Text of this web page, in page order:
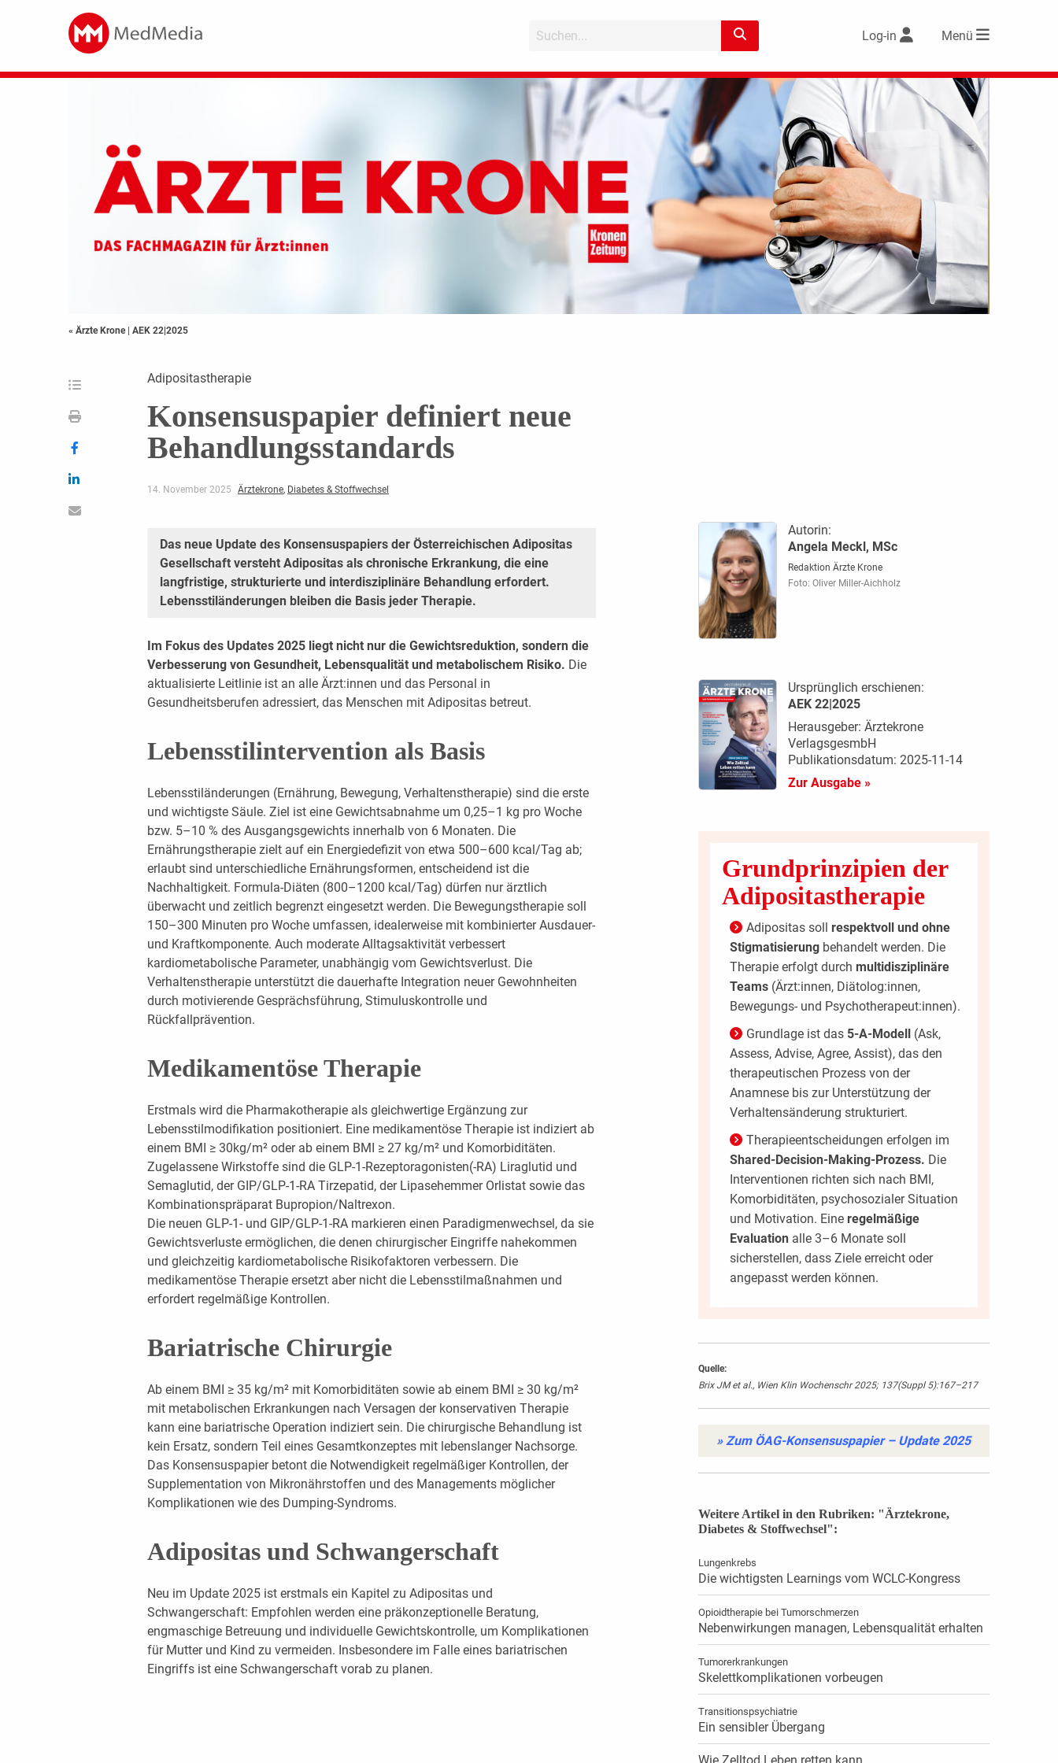
Log-in Menü
« Ärzte Krone | AEK 22|2025
Adipositastherapie
Konsensuspapier definiert neue
Behandlungsstandards
14. November 2025 Ärztekrone, Diabetes & Stoffwechsel
Das neue Update des Konsensuspapiers der Österreichischen Adipositas
Gesellschaft versteht Adipositas als chronische Erkrankung, die eine
langfristige, strukturierte und interdisziplinäre Behandlung erfordert.
Lebensstiländerungen bleiben die Basis jeder Therapie.
Im Fokus des Updates 2025 liegt nicht nur die Gewichtsreduktion, sondern die
Verbesserung von Gesundheit, Lebensqualität und metabolischem Risiko. Die
aktualisierte Leitlinie ist an alle Ärzt:innen und das Personal in
Gesundheitsberufen adressiert, das Menschen mit Adipositas betreut.
Lebensstilintervention als Basis
Lebensstiländerungen (Ernährung, Bewegung, Verhaltenstherapie) sind die erste
und wichtigste Säule. Ziel ist eine Gewichtsabnahme um 0,25–1 kg pro Woche
bzw. 5–10 % des Ausgangsgewichts innerhalb von 6 Monaten. Die
Ernährungstherapie zielt auf ein Energiedefizit von etwa 500–600 kcal/Tag ab;
erlaubt sind unterschiedliche Ernährungsformen, entscheidend ist die
Nachhaltigkeit. Formula-Diäten (800–1200 kcal/Tag) dürfen nur ärztlich
überwacht und zeitlich begrenzt eingesetzt werden. Die Bewegungstherapie soll
150–300 Minuten pro Woche umfassen, idealerweise mit kombinierter Ausdauer-
und Kraftkomponente. Auch moderate Alltagsaktivität verbessert
kardiometabolische Parameter, unabhängig vom Gewichtsverlust. Die
Verhaltenstherapie unterstützt die dauerhafte Integration neuer Gewohnheiten
durch motivierende Gesprächsführung, Stimuluskontrolle und
Rückfallprävention.
Medikamentöse Therapie
Erstmals wird die Pharmakotherapie als gleichwertige Ergänzung zur
Lebensstilmodifikation positioniert. Eine medikamentöse Therapie ist indiziert ab
einem BMI ≥ 30kg/m² oder ab einem BMI ≥ 27 kg/m² und Komorbiditäten.
Zugelassene Wirkstoffe sind die GLP-1-Rezeptoragonisten(-RA) Liraglutid und
Semaglutid, der GIP/GLP-1-RA Tirzepatid, der Lipasehemmer Orlistat sowie das
Kombinationspräparat Bupropion/Naltrexon.
Die neuen GLP-1- und GIP/GLP-1-RA markieren einen Paradigmenwechsel, da sie
Gewichtsverluste ermöglichen, die denen chirurgischer Eingriffe nahekommen
und gleichzeitig kardiometabolische Risikofaktoren verbessern. Die
medikamentöse Therapie ersetzt aber nicht die Lebensstilmaßnahmen und
erfordert regelmäßige Kontrollen.
Bariatrische Chirurgie
Ab einem BMI ≥ 35 kg/m² mit Komorbiditäten sowie ab einem BMI ≥ 30 kg/m²
mit metabolischen Erkrankungen nach Versagen der konservativen Therapie
kann eine bariatrische Operation indiziert sein. Die chirurgische Behandlung ist
kein Ersatz, sondern Teil eines Gesamtkonzeptes mit lebenslanger Nachsorge.
Das Konsensuspapier betont die Notwendigkeit regelmäßiger Kontrollen, der
Supplementation von Mikronährstoffen und des Managements möglicher
Komplikationen wie des Dumping-Syndroms.
Adipositas und Schwangerschaft
Neu im Update 2025 ist erstmals ein Kapitel zu Adipositas und
Schwangerschaft: Empfohlen werden eine präkonzeptionelle Beratung,
engmaschige Betreuung und individuelle Gewichtskontrolle, um Komplikationen
für Mutter und Kind zu vermeiden. Insbesondere im Falle eines bariatrischen
Eingriffs ist eine Schwangerschaft vorab zu planen.
Autorin:
Angela Meckl, MSc
Redaktion Ärzte Krone
Foto: Oliver Miller-Aichholz
Ursprünglich erschienen:
AEK 22|2025
Herausgeber: Ärztekrone
VerlagsgesmbH
Publikationsdatum: 2025-11-14
Zur Ausgabe »
Grundprinzipien der
Adipositastherapie
Adipositas soll respektvoll und ohne
Stigmatisierungbehandelt werden. Die
Therapie erfolgt durch multidisziplinäre
Teams(Ärzt:innen, Diätolog:innen,
Bewegungs- und Psychotherapeut:innen).
Grundlage ist das 5-A-Modell(Ask,
Assess, Advise, Agree, Assist), das den
therapeutischen Prozess von der
Anamnese bis zur Unterstützung der
Verhaltensänderung strukturiert.
Therapieentscheidungen erfolgen im
Shared-Decision-Making-Prozess. Die
Interventionen richten sich nach BMI,
Komorbiditäten, psychosozialer Situation
und Motivation. Eine regelmäßige
Evaluationalle 3–6 Monate soll
sicherstellen, dass Ziele erreicht oder
angepasst werden können.
Quelle:
Brix JM et al., Wien Klin Wochenschr 2025; 137(Suppl 5):167–217
» Zum ÖAG-Konsensuspapier – Update 2025
Weitere Artikel in den Rubriken: "Ärztekrone,
Diabetes & Stoffwechsel":
Lungenkrebs
Die wichtigsten Learnings vom WCLC-Kongress
Opioidtherapie bei Tumorschmerzen
Nebenwirkungen managen, Lebensqualität erhalten
Tumorerkrankungen
Skelettkomplikationen vorbeugen
Transitionspsychiatrie
Ein sensibler Übergang